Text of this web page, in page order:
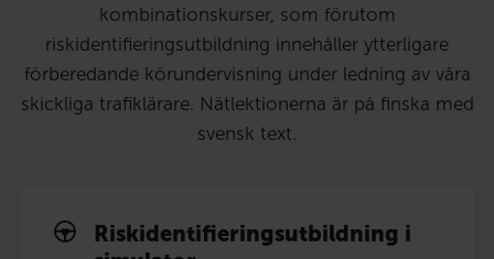
kombinationskurser, som förutom
riskidentifieringsutbildning innehåller ytterligare
förberedande körundervisning under ledning av våra
skickliga trafiklärare. Nätlektionerna är på finska med
svensk text.
Risk­identi­fierings­utbildning i